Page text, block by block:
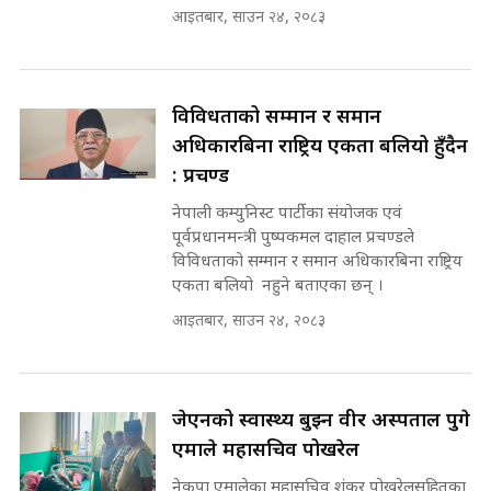
Prachanda, Rabi, Gagan Stand
on the Same Page ||
SIDHAKURA ||
सहकारी पीडितसँग मन्त्री प्रतिभा रावलले
भनिन्–साथ दिनुहोस्, दबाब होइन ||
Sidhakura || Pratibha Rawal
SIDHAKURA ||
घुसको डिल || Raj Kumar Gupta ||
घुसको डिल गर्ने मन्त्रीकाे राजिनामा,
भूमिसुधार मन्त्रीलाई जोगाइदै ! ||
SIDHAKURA ||
७८ लाख घुस खाने मन्त्री ! जोगाउने
प्रधानमन्त्री ? || SIDHAKURA ||
SIDHAKURA INVESTIGATION
मन्त्री र पूर्व मन्त्रीको ७८ लाख घुस डिलको
अडियो | FULL AUDIO |
SIDHAKURA |
आइतबार, साउन २४, २०८३
विविधताको सम्मान र समान
अधिकारबिना राष्ट्रिय एकता बलियो हुँदैन
: प्रचण्ड
नेपाली कम्युनिस्ट पार्टीका संयोजक एवं
पूर्वप्रधानमन्त्री पुष्पकमल दाहाल प्रचण्डले
विविधताको सम्मान र समान अधिकारबिना राष्ट्रिय
एकता बलियो नहुने बताएका छन् ।
आइतबार, साउन २४, २०८३
जेएनको स्वास्थ्य बुझ्न वीर अस्पताल पुगे
एमाले महासचिव पोखरेल